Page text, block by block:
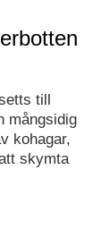
till
mångsidig
kohagar,
skymta